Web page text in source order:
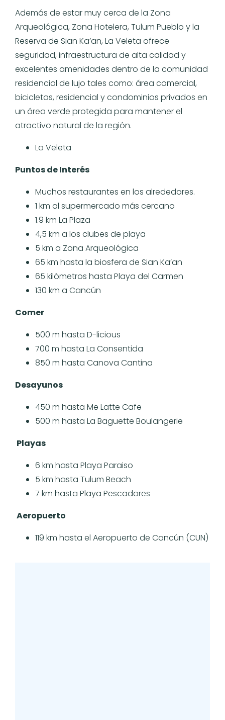
Además de estar muy cerca de la Zona
Arqueológica, Zona Hotelera, Tulum Pueblo y la
Reserva de Sian Ka’an, La Veleta ofrece
seguridad, infraestructura de alta calidad y
excelentes amenidades dentro de la comunidad
residencial de lujo tales como: área comercial,
bicicletas, residencial y condominios privados en
un área verde protegida para mantener el
atractivo natural de la región.
La Veleta
Puntos de Interés
Muchos restaurantes en los alrededores.
1 km al supermercado más cercano
1.9 km La Plaza
4,5 km a los clubes de playa
5 km a Zona Arqueológica
65 km hasta la biosfera de Sian Ka’an
65 kilómetros hasta Playa del Carmen
130 km a Cancún
Comer
500 m hasta D-licious
700 m hasta La Consentida
850 m hasta Canova Cantina
Desayunos
450 m hasta Me Latte Cafe
500 m hasta La Baguette Boulangerie
Playas
6 km hasta Playa Paraiso
5 km hasta Tulum Beach
7 km hasta Playa Pescadores
Aeropuerto
119 km hasta el Aeropuerto de Cancún (CUN)